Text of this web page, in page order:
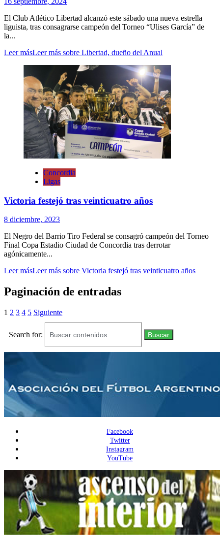
El Club Atlético Libertad alcanzó este sábado una nueva estrella
liguista, tras consagrarse campeón del Torneo “Ulises García” de
la...
Leer másLeer más sobre Libertad, dueño del Anual
Concordia
Ligas
Victoria festejó tras veinticuatro años
8 diciembre, 2023
El Negro del Barrio Tiro Federal se consagró campeón del Torneo
Final Copa Estadio Ciudad de Concordia tras derrotar
agónicamente...
Leer másLeer más sobre Victoria festejó tras veinticuatro años
Paginación de entradas
1 2 3 4 5 Siguiente
Search for: Buscar
Facebook
Twitter
Instagram
YouTube